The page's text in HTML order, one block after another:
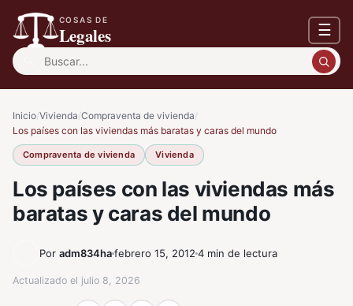
COSAS DE
Legales ☰
Buscar:
Inicio/Vivienda/Compraventa de vivienda/
Los países con las viviendas más baratas y caras del mundo
Compraventa de vivienda Vivienda
Los países con las viviendas más
baratas y caras del mundo
Por adm834hafebrero 15, 2012 4 min de lectura
Actualizado el julio 8, 2026